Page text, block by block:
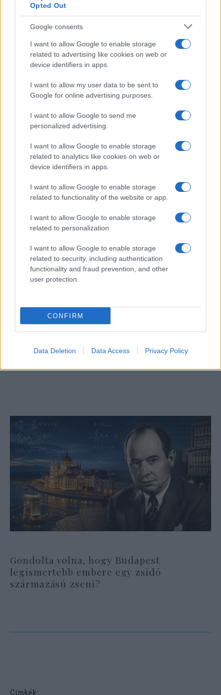
Opted Out
Google consents
I want to allow Google to enable storage
related to advertising like cookies on web or
device identifiers in apps.
I want to allow my user data to be sent to
Google for online advertising purposes.
I want to allow Google to send me
personalized advertising.
I want to allow Google to enable storage
related to analytics like cookies on web or
device identifiers in apps.
I want to allow Google to enable storage
related to functionality of the website or app.
I want to allow Google to enable storage
related to personalization.
I want to allow Google to enable storage
related to security, including authentication
functionality and fraud prevention, and other
user protection.
CONFIRM
Data Deletion Data Access Privacy Policy
Báruch háSém! Épségben találtak rá a 11
A vallásos zsidók csak így repülnek egyik
országból a másikba
Gondolta volna, hogy Budapest
legismertebb embere egy zsidó
származású zseni?
Cimkék: